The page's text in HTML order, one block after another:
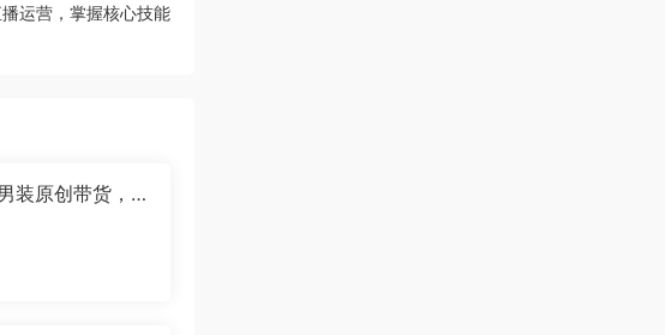
运营，掌握核心技能
装原创带货，实